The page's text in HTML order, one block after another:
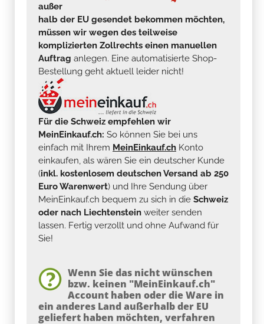
außer
halb der EU gesendet bekommen möchten,
müssen wir wegen des teilweise
komplizierten Zollrechts einen manuellen
Auftrag anlegen. Eine automatisierte Shop-
Bestellung geht aktuell leider nicht!
Für die Schweiz empfehlen wir
MeinEinkauf.ch: So können Sie bei uns
einfach mit Ihrem MeinEinkauf.ch Konto
einkaufen, als wären Sie ein deutscher Kunde
(inkl. kostenlosem deutschen Versand ab 250
Euro Warenwert) und Ihre Sendung über
MeinEinkauf.ch bequem zu sich in die Schweiz
oder nach Liechtenstein weiter senden
lassen. Fertig verzollt und ohne Aufwand für
Sie!
Wenn Sie das nicht wünschen
bzw. keinen "MeinEinkauf.ch"
Account haben oder die Ware in
ein anderes Land außerhalb der EU
geliefert haben möchten, verfahren